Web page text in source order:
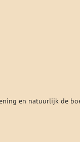
en natuurlijk de